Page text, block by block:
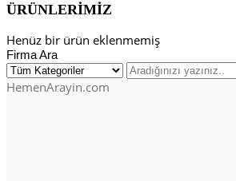
ÜRÜNLERİMİZ
Henüz bir ürün eklenmemiş
Firma Ara
HemenArayin.com